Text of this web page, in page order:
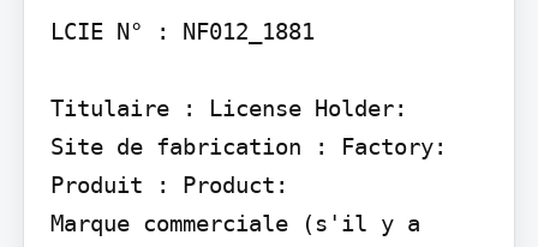
LCIE N° : NF012_1881
Titulaire : License Holder:
Site de fabrication : Factory:
Produit : Product:
Marque commerciale (s'il y a